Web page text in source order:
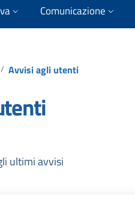
Comunicazione
/ Avvisi agli utenti
ultimi avvisi